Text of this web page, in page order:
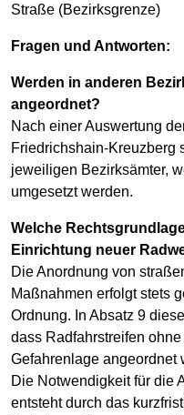
Straße (Bezirksgrenze)
Fragen und Antworten:
Werden in anderen
angeordnet?
Nach einer Auswertung
Friedrichshain-Kreuzberg
jeweiligen Bezirksämter,
umgesetzt werden.
Welche
Einrichtung neuer
Die Anordnung von
Maßnahmen erfolgt stets
Ordnung. In Absatz 9
dass Radfahrstreifen
Gefahrenlage angeordnet
Die Notwendigkeit für die
entsteht durch das